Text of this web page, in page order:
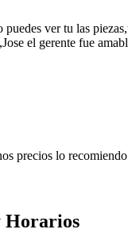
puedes ver tu las
el gerente fue
precios lo
Horarios